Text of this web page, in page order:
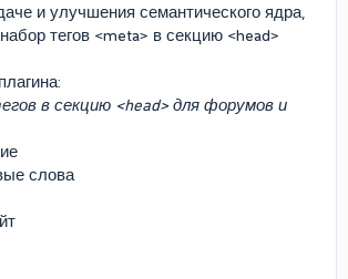
и улучшения семантического ядра,
тегов <meta> в секцию <head>
в секцию <head> для форумов и
слова